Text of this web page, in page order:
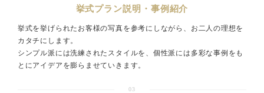
挙式プラン説明・事例紹介
挙式を挙げられたお客様の写真を参考にしながら、お二人の理想を
カタチにします。
シンプル派には洗練されたスタイルを、個性派には多彩な事例をも
とにアイデアを膨らませていきます。
03